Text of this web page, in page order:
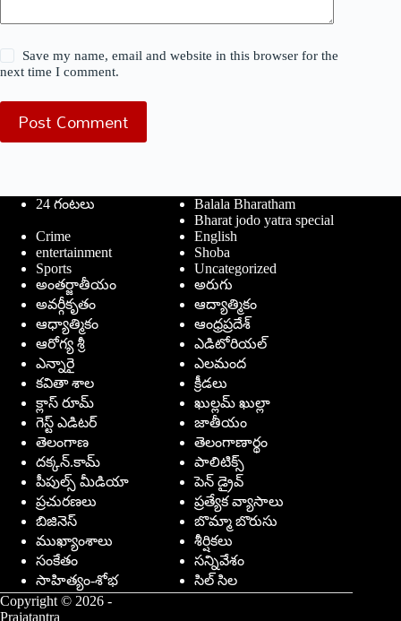
Save my name, email and website in this browser for the
next time I comment.
Post Comment
24 గంటలు
Balala Bharatham
Bharat jodo yatra special
Crime
English
entertainment
Shoba
Sports
Uncategorized
అంతర్జాతీయం
అరుగు
అవర్గీకృతం
ఆద్యాత్మికం
ఆధ్యాత్మికం
ఆంధ్రప్రదేశ్
ఆరోగ్య శ్రీ
ఎడిటోరియల్
ఎన్నారై
ఎలమంద
కవితా శాల
క్రీడలు
క్లాస్ రూమ్
ఖుల్లమ్ ఖుల్లా
గెస్ట్ ఎడిటర్
జాతీయం
తెలంగాణ
తెలంగాణార్థం
దక్కన్.కామ్
పాలిటిక్స్
పీపుల్స్ ‌మీడియా
పెన్ డ్రైవ్
ప్రచురణలు
ప్రత్యేక వ్యాసాలు
బిజినెస్
బొమ్మా బొరుసు
ముఖ్యాంశాలు
శీర్షికలు
సంకేతం
సన్నివేశం
సాహిత్యం-శోభ
సిల్ సిల
Copyright © 2026 -
Prajatantra